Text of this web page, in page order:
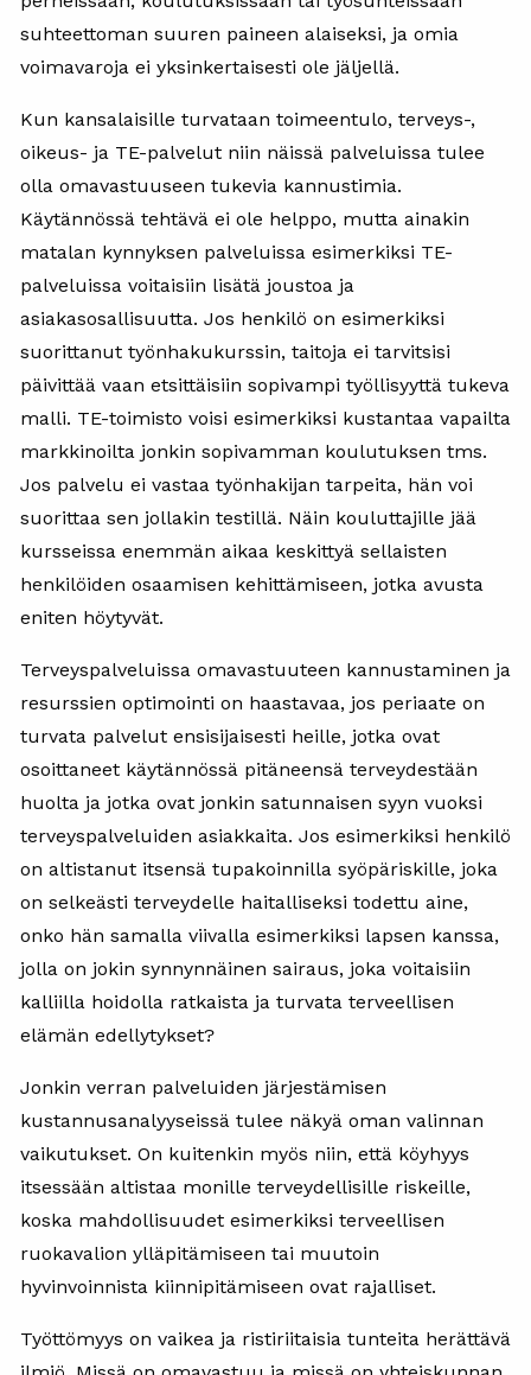
suhteettoman suuren paineen alaiseksi, ja omia
voimavaroja ei yksinkertaisesti ole jäljellä.
Kun kansalaisille turvataan toimeentulo, terveys-,
oikeus- ja TE-palvelut niin näissä palveluissa tulee
olla omavastuuseen tukevia kannustimia.
Käytännössä tehtävä ei ole helppo, mutta ainakin
matalan kynnyksen palveluissa esimerkiksi TE-
palveluissa voitaisiin lisätä joustoa ja
asiakasosallisuutta. Jos henkilö on esimerkiksi
suorittanut työnhakukurssin, taitoja ei tarvitsisi
päivittää vaan etsittäisiin sopivampi työllisyyttä tukeva
malli. TE-toimisto voisi esimerkiksi kustantaa vapailta
markkinoilta jonkin sopivamman koulutuksen tms.
Jos palvelu ei vastaa työnhakijan tarpeita, hän voi
suorittaa sen jollakin testillä. Näin kouluttajille jää
kursseissa enemmän aikaa keskittyä sellaisten
henkilöiden osaamisen kehittämiseen, jotka avusta
eniten höytyvät.
Terveyspalveluissa omavastuuteen kannustaminen ja
resurssien optimointi on haastavaa, jos periaate on
turvata palvelut ensisijaisesti heille, jotka ovat
osoittaneet käytännössä pitäneensä terveydestään
huolta ja jotka ovat jonkin satunnaisen syyn vuoksi
terveyspalveluiden asiakkaita. Jos esimerkiksi henkilö
on altistanut itsensä tupakoinnilla syöpäriskille, joka
on selkeästi terveydelle haitalliseksi todettu aine,
onko hän samalla viivalla esimerkiksi lapsen kanssa,
jolla on jokin synnynnäinen sairaus, joka voitaisiin
kalliilla hoidolla ratkaista ja turvata terveellisen
elämän edellytykset?
Jonkin verran palveluiden järjestämisen
kustannusanalyyseissä tulee näkyä oman valinnan
vaikutukset. On kuitenkin myös niin, että köyhyys
itsessään altistaa monille terveydellisille riskeille,
koska mahdollisuudet esimerkiksi terveellisen
ruokavalion ylläpitämiseen tai muutoin
hyvinvoinnista kiinnipitämiseen ovat rajalliset.
Työttömyys on vaikea ja ristiriitaisia tunteita herättävä